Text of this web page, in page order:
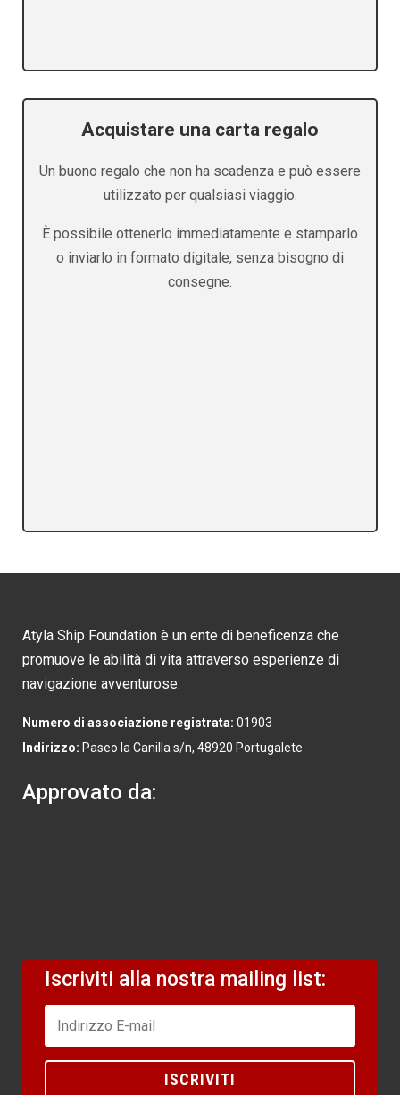
Acquistare una carta regalo
Un buono regalo che non ha scadenza e può essere
utilizzato per qualsiasi viaggio.
È possibile ottenerlo immediatamente e stamparlo
o inviarlo in formato digitale, senza bisogno di
consegne.
Atyla Ship Foundation è un ente di beneficenza che
promuove le abilità di vita attraverso esperienze di
navigazione avventurose.
Numero di associazione registrata: 01903
Indirizzo: Paseo la Canilla s/n, 48920 Portugalete
Approvato da:
Iscriviti alla nostra mailing list:
ISCRIVITI